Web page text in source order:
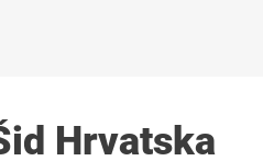
Hrvatska